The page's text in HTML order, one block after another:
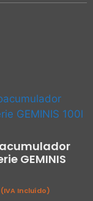
GEMINIS
(IVA Incluído)